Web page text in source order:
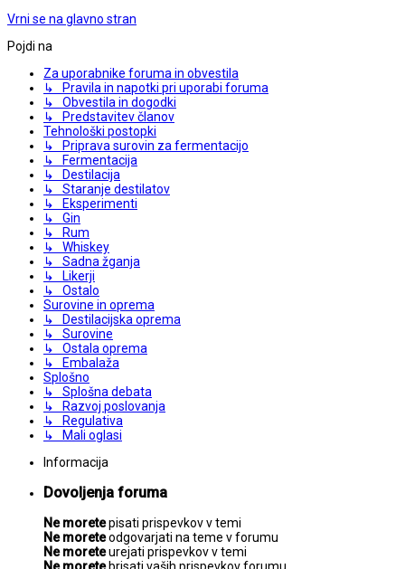
Vrni se na glavno stran
Pojdi na
Za uporabnike foruma in obvestila
↳ Pravila in napotki pri uporabi foruma
↳ Obvestila in dogodki
↳ Predstavitev članov
Tehnološki postopki
↳ Priprava surovin za fermentacijo
↳ Fermentacija
↳ Destilacija
↳ Staranje destilatov
↳ Eksperimenti
↳ Gin
↳ Rum
↳ Whiskey
↳ Sadna žganja
↳ Likerji
↳ Ostalo
Surovine in oprema
↳ Destilacijska oprema
↳ Surovine
↳ Ostala oprema
↳ Embalaža
Splošno
↳ Splošna debata
↳ Razvoj poslovanja
↳ Regulativa
↳ Mali oglasi
Informacija
Dovoljenja foruma
Ne moretepisati prispevkov v temi
Ne moreteodgovarjati na teme v forumu
Ne moreteurejati prispevkov v temi